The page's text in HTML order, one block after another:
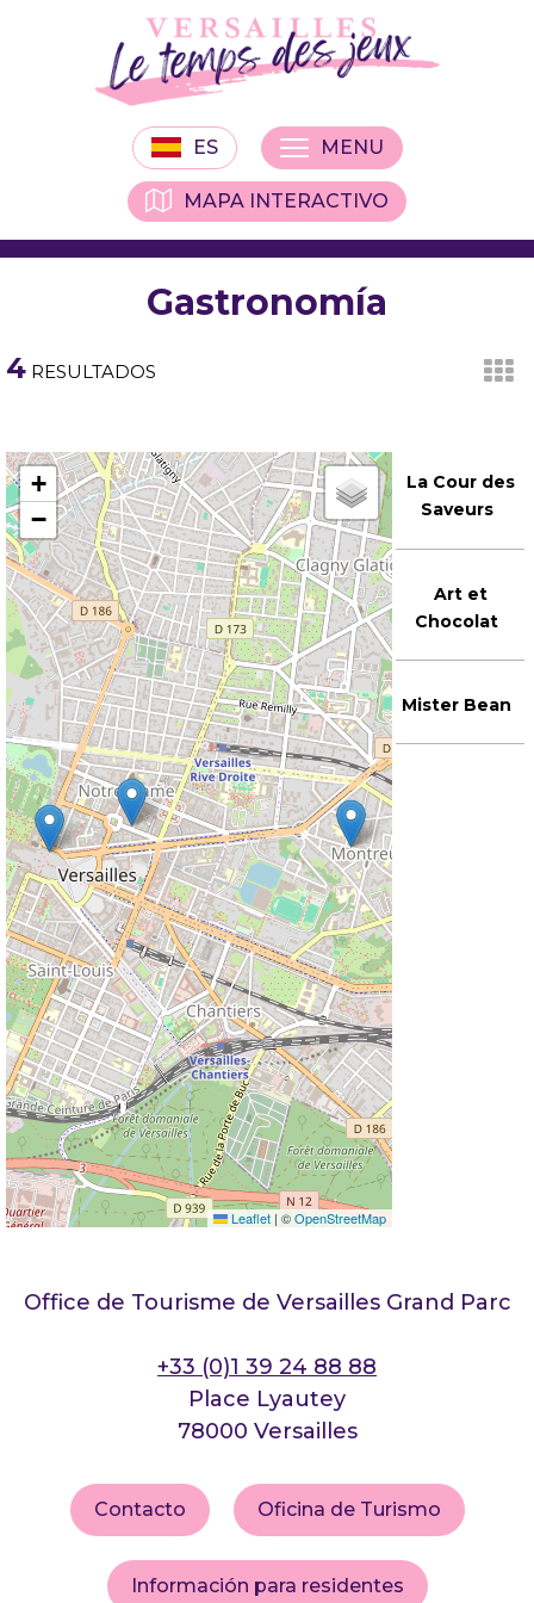
ES
MAPA INTERACTIVO
MENU
Gastronomía
4 RESULTADOS
+
−
Leaflet | ©OpenStreetMap
La Cour des
Saveurs
Art et
Chocolat
Mister Bean
Office de Tourisme de Versailles Grand Parc
+33 (0)1 39 24 88 88
Place Lyautey
78000 Versailles
Contacto Oficina de Turismo
Información para residentes